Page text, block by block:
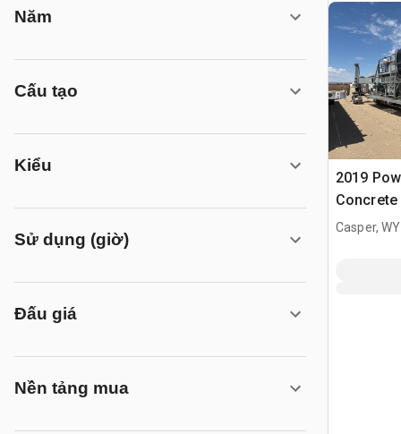
Năm
Cấu tạo
Kiểu
Sử dụng (giờ)
Đấu giá
Nền tảng mua
2019
Concrete
Casper, WY